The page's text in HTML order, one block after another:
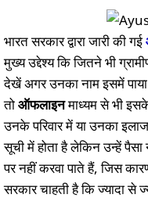
भारत सरकार द्वारा जारी की गई
मुख्य उद्देश्य कि जितने भी
देखें अगर उनका नाम इसमें पाया
तोऑफलाइनमाध्यम से भी
उनके परिवार में या उनका
सूची में होता है लेकिन उन्हें
पर नहीं करवा पाते हैं, जिस
सरकार चाहती है कि ज्यादा से